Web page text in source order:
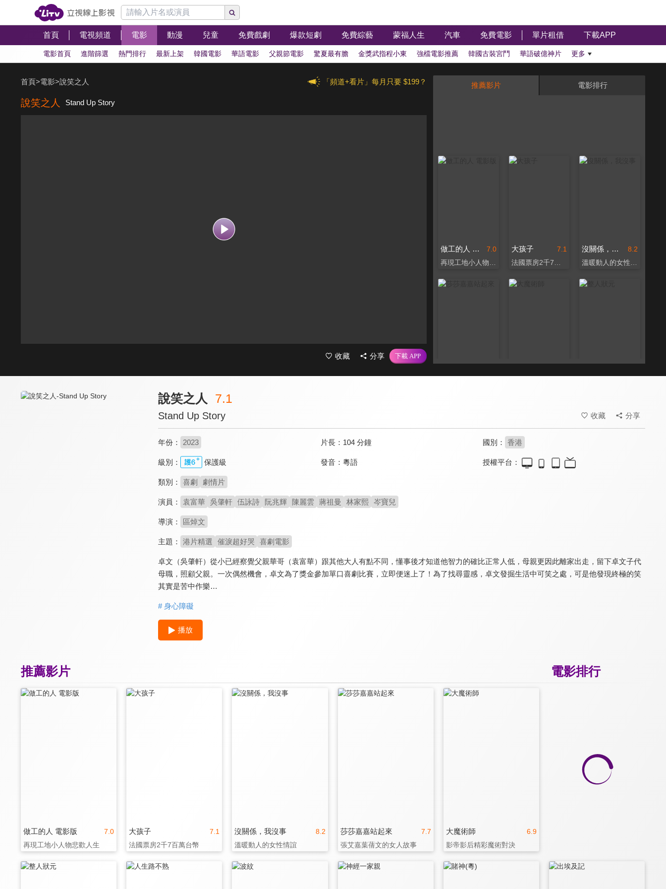
首頁 電視頻道 電影 動漫 兒童 免費戲劇 爆款短劇 免費綜藝 蒙福人生 汽車 免費電影 單片租借 下載APP
電影首頁 進階篩選 熱門排行 最新上架 韓國電影 華語電影 父親節電影 驚夏最有膽 金獎武指程小東 強檔電影推薦 韓國古裝宮鬥 華語破億神片 更多
「頻道+看片」每月只要 $199？
首頁>電影>說笑之人
說笑之人 Stand Up Story
收藏 分享
推薦影片 電影排行
7.0
做工的人 電影版
再現工地小人物悲歡人生
7.1
大孩子
法國票房2千7百萬台幣
8.2
沒關係，我沒事
溫暖動人的女性情誼
說笑之人 7.1
Stand Up Story 收藏 分享
年份： 2023 片長： 104 分鐘 國別： 香港
級別： 保護級 發音： 粵語 授權平台：
類別： 喜劇 劇情片
演員： 袁富華 吳肇軒 伍詠詩 阮兆輝 陳麗雲 蔣祖曼 林家熙 岑寶兒
導演： 區焯文
主題： 港片精選 催淚超好哭 喜劇電影
卓文（吳肇軒）從小已經察覺父親華哥（袁富華）跟其他大人有點不同，懂事後才知道他智力的確比正常人低，母親更因此離家出走，留下卓文子代
母職，照顧父親。一次偶然機會，卓文為了獎金參加單口喜劇比賽，立即便迷上了！為了找尋靈感，卓文發掘生活中可笑之處，可是他發現終極的笑
其實是苦中作樂…
# 身心障礙
播放
電影排行
推薦影片
7.0
做工的人 電影版
再現工地小人物悲歡人生
7.1
大孩子
法國票房2千7百萬台幣
8.2
沒關係，我沒事
溫暖動人的女性情誼
7.7
莎莎嘉嘉站起來
張艾嘉葉蒨文的女人故事
6.9
大魔術師
影帝影后精彩魔術對決